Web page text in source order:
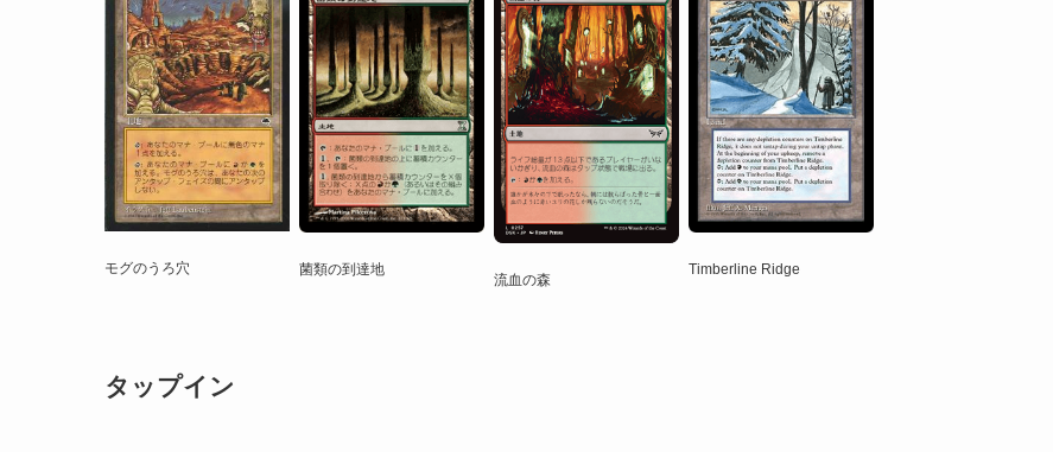
モグのうろ穴 菌類の到達地
流血の森
Timberline Ridge
タップイン